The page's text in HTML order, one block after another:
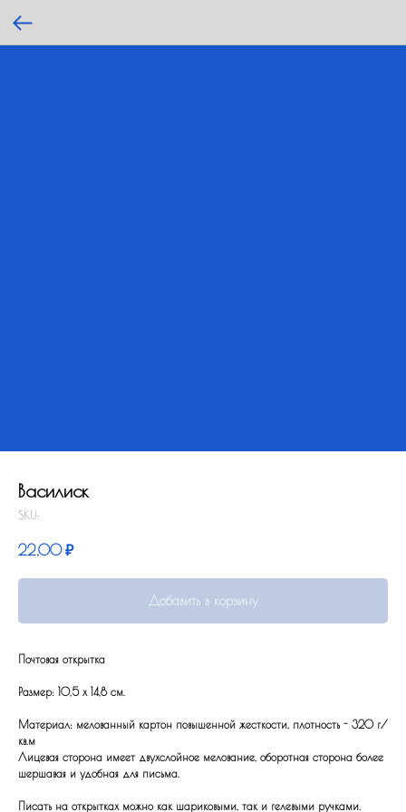
Василиск
SKU:
22,00 ₽
Добавить в корзину
Почтовая открытка
Размер: 10,5 x 14,8 см.
Материал: мелованный картон повышенной жесткости, плотность - 320 г/
кв.м
Лицевая сторона имеет двухслойное мелование, оборотная сторона более
шершавая и удобная для письма.
Писать на открытках можно как шариковыми, так и гелевыми ручками.